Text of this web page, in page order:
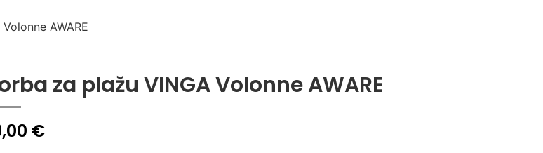
AWARE
za plažu VINGA Volonne AWARE
€